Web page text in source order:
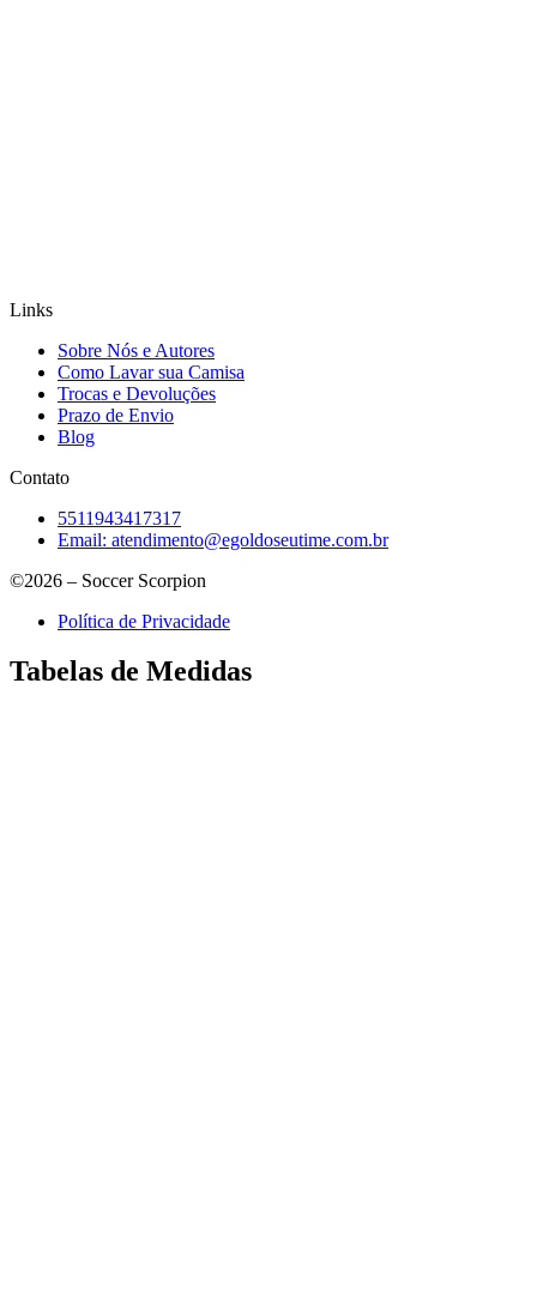
Links
Sobre Nós e Autores
Como Lavar sua Camisa
Trocas e Devoluções
Prazo de Envio
Blog
Contato
5511943417317
Email: atendimento@egoldoseutime.com.br
©2026 – Soccer Scorpion
Política de Privacidade
Tabelas de Medidas